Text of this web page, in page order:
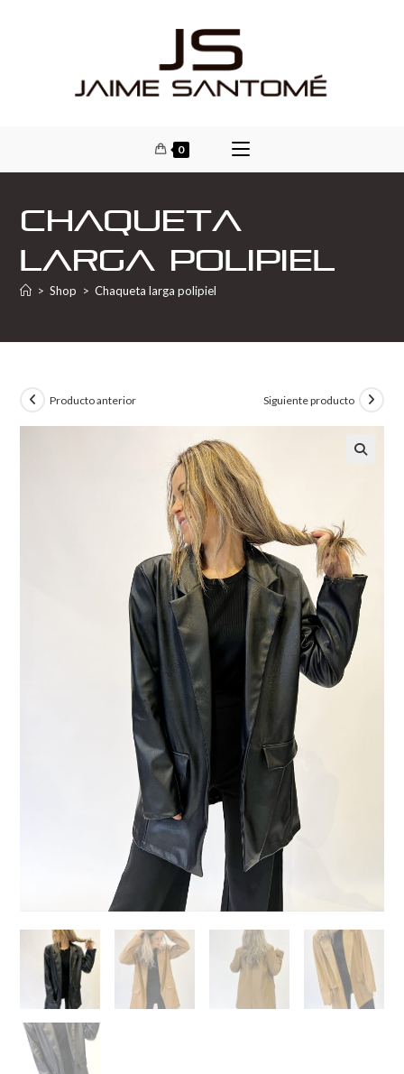
0
Chaqueta
larga polipiel
> Shop > Chaqueta larga polipiel
Producto anterior Siguiente producto